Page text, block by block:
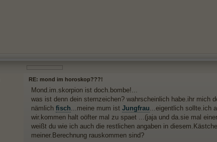
RE: mond im horoskop???!
Mond.im.skorpion ist doch.bombe!...
was ist denn dein sternzeichen? wahrscheinlich habe.ihr mich
nämlich fisch...meine mum ist Jungfrau...eigentlich sollte.ich
wir.kommen halt oöfter mal zu spaet ...(jaja und da.sie mal
weißt du wie ich auch die restlichen angaben in
meiner.Berechnung rauskommen sind?